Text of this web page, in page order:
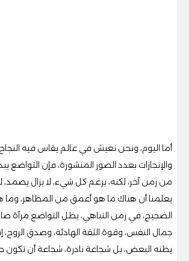
أما اليوم، ونحن نعيش في عالم يقاس فيه النجاح
والإنجازات بعدد الصور المنشورة، فإن التواضع
من زمن آخر، لكنه، برغم كل شيء، لا يزال يصمد، لا
يعلمنا أن هناك ما هو أعمق من المظاهر،
الضجيج، في زمن التباهي، يظل التواضع مرآة
جمال النفس، وقوة الثقة الهادئة، وصدق
يظنه البعض، بل شجاعة نادرة، شجاعة أن تكون